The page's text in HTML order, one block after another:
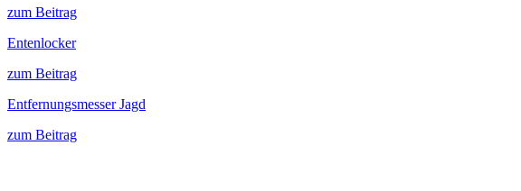
zum Beitrag
Entenlocker
zum Beitrag
Entfernungsmesser Jagd
zum Beitrag